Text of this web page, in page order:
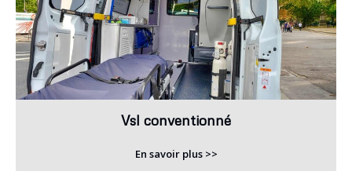
Vsl conventionné
En savoir plus >>